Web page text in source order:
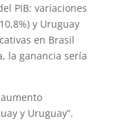
PIB: variaciones
y Uruguay
en Brasil
la ganancia sería
y Uruguay”.